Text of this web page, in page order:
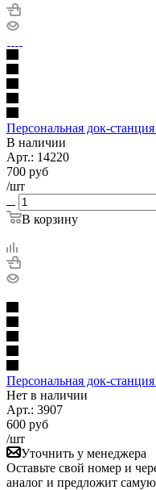
Персональная док-
В наличии
Арт.: 14220
700 руб
/шт
В корзину
Персональная док-
Нет в наличии
Арт.: 3907
600 руб
/шт
Уточнить у менеджера
Оставьте свой номер и
аналог и предложит